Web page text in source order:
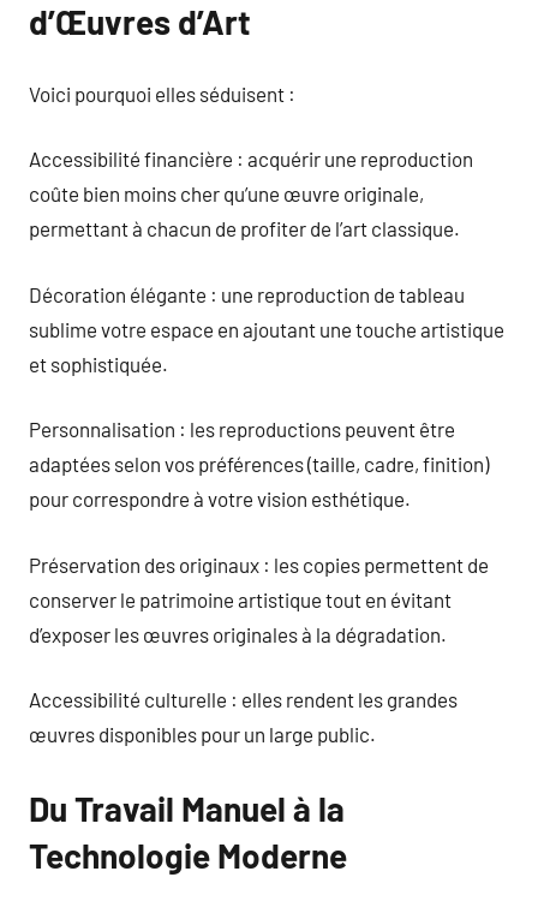
d’Œuvres d’Art
Voici pourquoi elles séduisent :
Accessibilité financière : acquérir une reproduction
coûte bien moins cher qu’une œuvre originale,
permettant à chacun de profiter de l’art classique.
Décoration élégante : une reproduction de tableau
sublime votre espace en ajoutant une touche artistique
et sophistiquée.
Personnalisation : les reproductions peuvent être
adaptées selon vos préférences (taille, cadre, finition)
pour correspondre à votre vision esthétique.
Préservation des originaux : les copies permettent de
conserver le patrimoine artistique tout en évitant
d’exposer les œuvres originales à la dégradation.
Accessibilité culturelle : elles rendent les grandes
œuvres disponibles pour un large public.
Du Travail Manuel à la
Technologie Moderne